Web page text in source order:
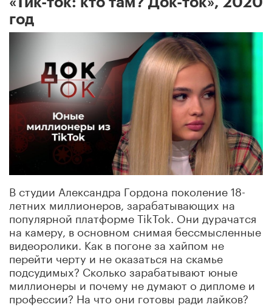
год
В студии Александра Гордона поколение 18-
летних миллионеров, зарабатывающих на
популярной платформе TikTok. Они дурачатся
на камеру, в основном снимая бессмысленные
видеоролики. Как в погоне за хайпом не
перейти черту и не оказаться на скамье
подсудимых? Сколько зарабатывают юные
миллионеры и почему не думают о дипломе и
профессии? На что они готовы ради лайков?